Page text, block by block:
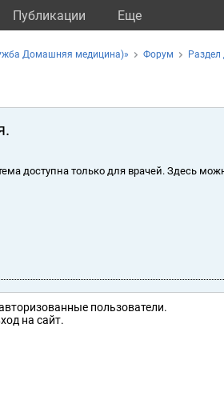
Публикации Eще
Домашняя медицина)» Форум Раздел
доступна только для врачей. Здесь
пользователи.
на сайт.